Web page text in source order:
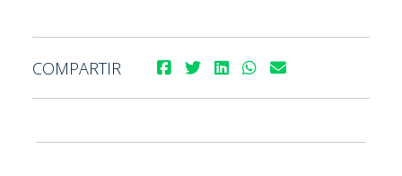
COMPARTIR